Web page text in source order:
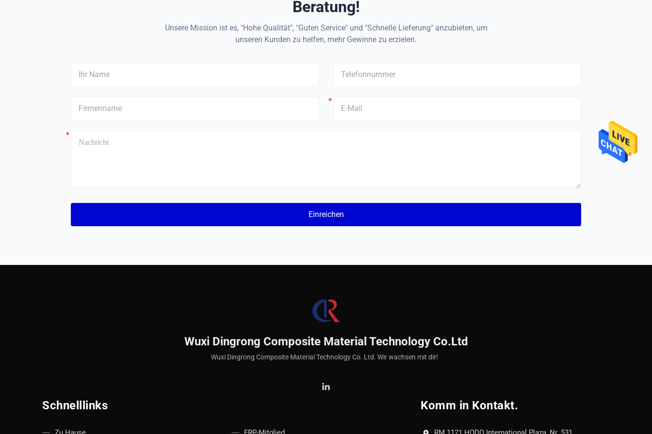
Beratung!
Unsere Mission ist es, "Hohe Qualität", "Guten Service" und "Schnelle Lieferung" anzubieten, um
unseren Kunden zu helfen, mehr Gewinne zu erzielen.
*
*
Wuxi Dingrong Composite Material Technology Co.Ltd
Wuxi Dingrong Composite Material Technology Co. Ltd. Wir wachsen mit dir!
Schnelllinks Komm in Kontakt.